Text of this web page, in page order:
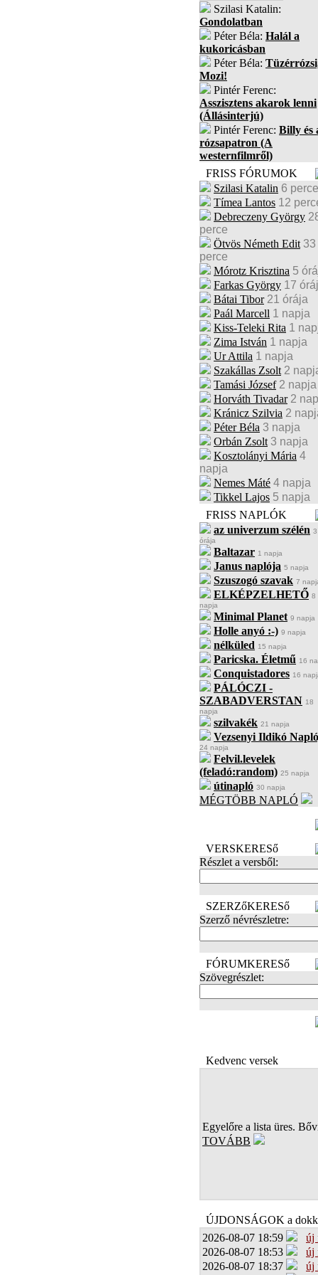
Szilasi Katalin:
Gondolatban
Péter Béla: Halál a
kukoricásban
Péter Béla:
Mozi!
Pintér Ferenc:
Asszisztens akarok lenni
(Állásinterjú)
Pintér Ferenc: Billy és
rózsapatron (A
westernfilmről)
FRISS FÓRUMOK
Szilasi Katalin 6 perce
Tímea Lantos 12
Debreczeny György
perce
Ötvös Németh Edit 33
perce
Mórotz Krisztina 5
Farkas György 17
Bátai Tibor 21 órája
Paál Marcell 1 napja
Kiss-Teleki Rita 1
Zima István 1 napja
Ur Attila 1 napja
Szakállas Zsolt 2
Tamási József 2 napja
Horváth Tivadar 2
Kránicz Szilvia 2
Péter Béla 3 napja
Orbán Zsolt 3 napja
Kosztolányi Mária 4
napja
Nemes Máté 4 napja
Tikkel Lajos 5 napja
FRISS NAPLÓK
az univerzum szélén 3
órája
Baltazar 1 napja
Janus naplója 5 napja
Szuszogó szavak 7
ELKÉPZELHETŐ 8
napja
Minimal Planet 9 napja
Holle anyó :-) 9 napja
nélküled 15 napja
Paricska. Életmű 16
Conquistadores 16
PÁLÓCZI -
SZABADVERSTAN 18
napja
szilvakék 21 napja
Vezsenyi Ildikó
24 napja
Felvil.levelek
(feladó:random) 25 napja
útinapló 30 napja
MÉGTÖBB NAPLÓ
VERSKERESő
Részlet a versből:
SZERZőKERESő
Szerző névrészletre:
FÓRUMKERESő
Szövegrészlet:
Kedvenc versek
Egyelőre a lista üres.
TOVÁBB
ÚJDONSÁGOK a
2026-08-07 18:59
új
2026-08-07 18:53
új
2026-08-07 18:37
új